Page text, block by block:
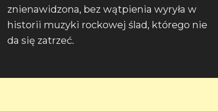
znienawidzona, bez wątpienia wyryła w
historii muzyki rockowej ślad, którego nie
da się zatrzeć.